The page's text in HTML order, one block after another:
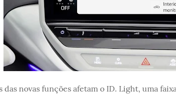
das novas funções afetam o ID. Light, uma